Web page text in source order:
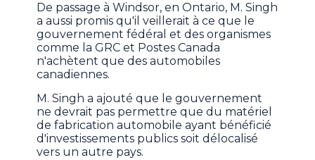
De passage à Windsor, en Ontario, M. Singh
a aussi promis qu'il veillerait à ce que le
gouvernement fédéral et des organismes
comme la GRC et Postes Canada
n'achètent que des automobiles
canadiennes.
M. Singh a ajouté que le gouvernement
ne devrait pas permettre que du matériel
de fabrication automobile ayant bénéficié
d'investissements publics soit délocalisé
vers un autre pays.